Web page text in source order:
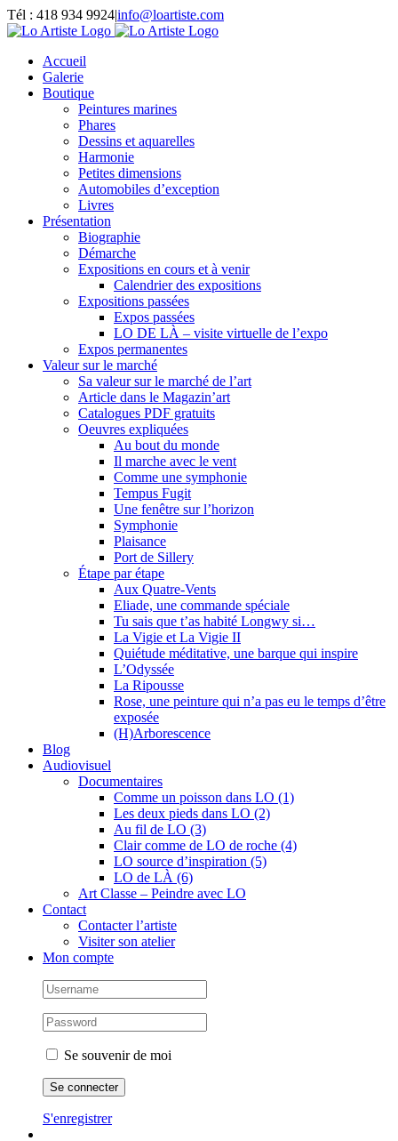
Passer
au
Tél : 418 934 9924|info@loartiste.com
Facebook
Instagram
Email
Pinterest
YouTube
Accueil
Galerie
Boutique
Peintures marines
Phares
Dessins et aquarelles
Harmonie
Petites dimensions
Automobiles d’exception
Livres
Présentation
Biographie
Démarche
Expositions en cours et à venir
Calendrier des expositions
Expositions passées
Expos passées
LO DE LÀ – visite virtuelle de l’expo
Expos permanentes
Valeur sur le marché
Sa valeur sur le marché de l’art
Article dans le Magazin’art
Catalogues PDF gratuits
Oeuvres expliquées
Au bout du monde
Il marche avec le vent
Comme une symphonie
Tempus Fugit
Une fenêtre sur l’horizon
Symphonie
Plaisance
Port de Sillery
Étape par étape
Aux Quatre-Vents
Eliade, une commande spéciale
Tu sais que t’as habité Longwy si…
La Vigie et La Vigie II
Quiétude méditative, une barque qui inspire
L’Odyssée
La Ripousse
Rose, une peinture qui n’a pas eu le temps d’être
exposée
(H)Arborescence
Blog
Audiovisuel
Documentaires
Comme un poisson dans LO (1)
Les deux pieds dans LO (2)
Au fil de LO (3)
Clair comme de LO de roche (4)
LO source d’inspiration (5)
LO de LÀ (6)
Art Classe – Peindre avec LO
Contact
Contacter l’artiste
Visiter son atelier
Mon compte
Se souvenir de moi
S'enregistrer